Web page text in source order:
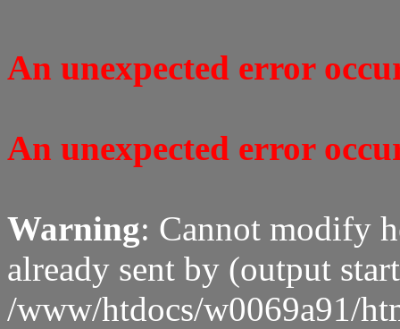
An unexpected error
An unexpected error
Warning: Cannot modify
already sent by (output
/www/htdocs/w0069a91/